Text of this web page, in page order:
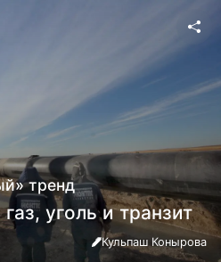
тренд
уголь и транзит
Кульпаш Конырова